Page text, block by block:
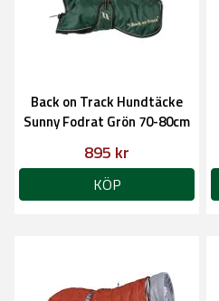
Back on Track Hundtäcke
Sunny Fodrat Grön 70-80cm
895 kr
KÖP